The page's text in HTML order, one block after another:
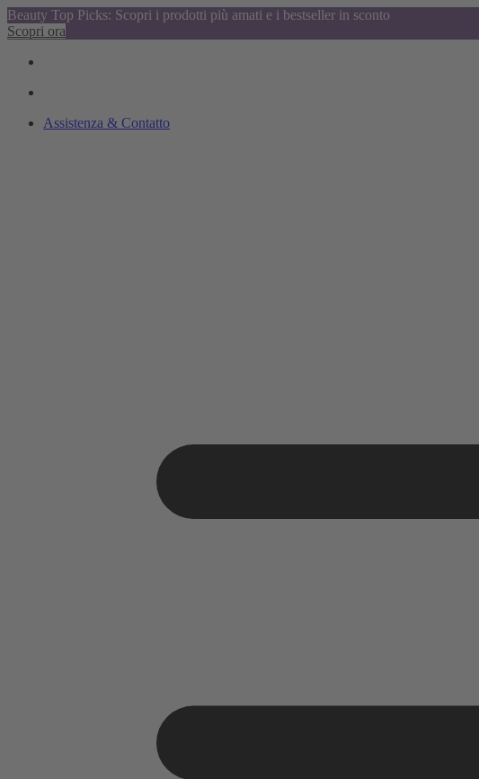
Beauty Top Picks: Scopri i prodotti più amati e i bestseller in sconto
Scopri ora
Assistenza & Contatto